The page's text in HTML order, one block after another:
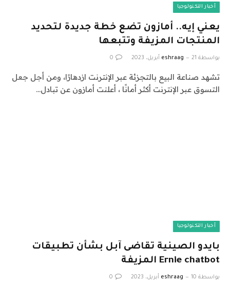
أخبار التكنولوجيا
يعني إيه.. أمازون تضع خطة جديدة لتحديد
المنتجات المزيفة وتتبعها
بواسطة eshraag 21 أبريل، 2023 0
تشهد صناعة البيع بالتجزئة عبر الإنترنت ازدهارًا، ومن أجل جعل
التسوق عبر الإنترنت أكثر أمانًا ، أعلنت أمازون عن تبادل…
أخبار التكنولوجيا
بايدو الصينية تقاضى آبل بشأن تطبيقات
Ernie chatbot المزيفة
بواسطة eshraag 10 أبريل، 2023 0